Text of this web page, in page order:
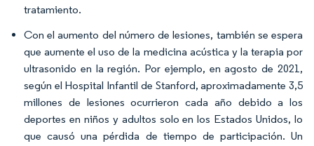
tratamiento.
Con el aumento del número de lesiones, también se espera
que aumente el uso de la medicina acústica y la terapia por
ultrasonido en la región. Por ejemplo, en agosto de 2021,
según el Hospital Infantil de Stanford, aproximadamente 3,5
millones de lesiones ocurrieron cada año debido a los
deportes en niños y adultos solo en los Estados Unidos, lo
que causó una pérdida de tiempo de participación. Un